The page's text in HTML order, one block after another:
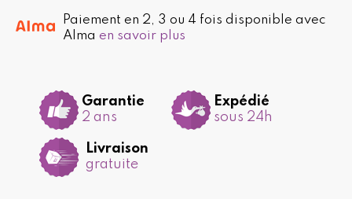
Paiement en 2, 3 ou 4 fois disponible avec
Alma en savoir plus
Garantie
2 ans
Expédié
sous 24h
Livraison
gratuite